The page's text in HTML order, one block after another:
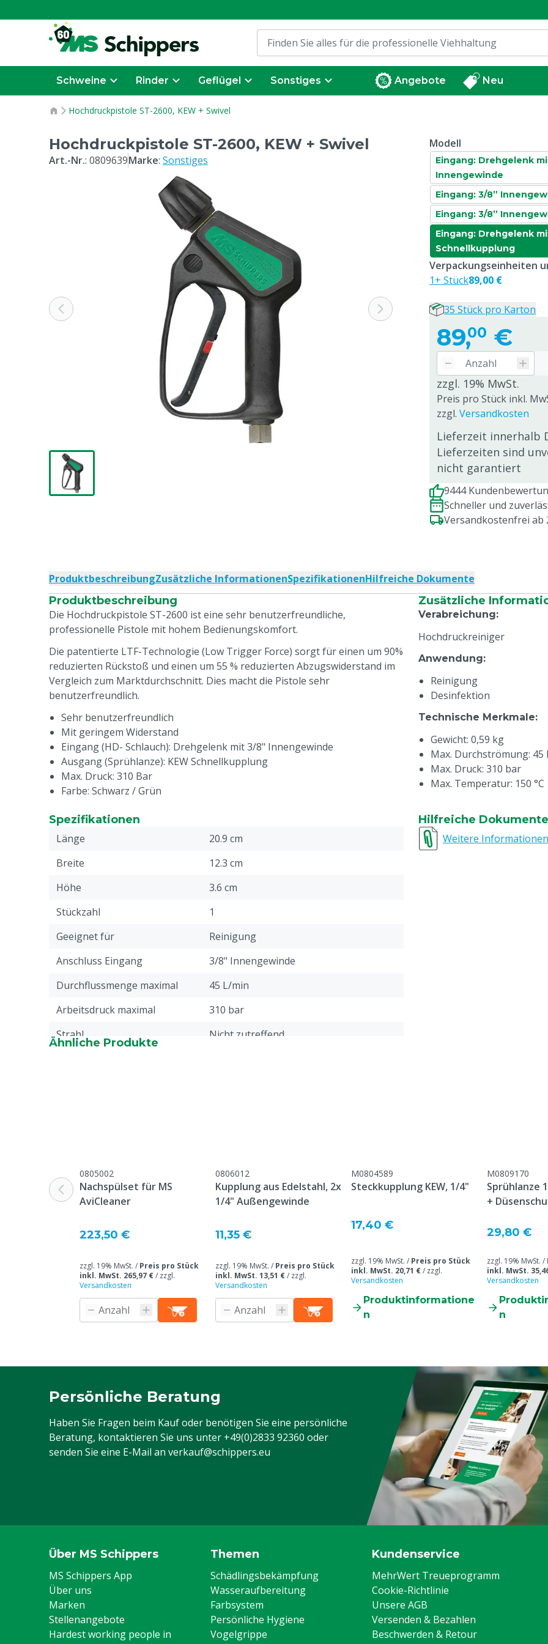
Schweine Rinder Geflügel Sonstiges Angebote Neu
Hochdruckpistole ST-2600, KEW + Swivel
Hochdruckpistole ST-2600, KEW + Swivel
Art.-Nr.: 0809639Marke: Sonstiges
Modell
Eingang: Drehgelenk
Innengewinde
Eingang: 3/8”
Eingang: 3/8”
Eingang: Drehgelenk
Schnellkupplung
89,00 €
zzgl. 19% MwSt.
Preis pro Stück inkl.
zzgl. Versandkosten
Lieferzeit innerhalb
Lieferzeiten sind
nicht garantiert
Verpackungseinheiten
1+ Stück89,00 €
35 Stück pro Karton
9444
Schneller und
Versandkostenfrei ab
ProduktbeschreibungZusätzliche InformationenSpezifikationenHilfreiche Dokumente
Produktbeschreibung
Die Hochdruckpistole ST-2600 ist eine sehr benutzerfreundliche,
professionelle Pistole mit hohem Bedienungskomfort.
Die patentierte LTF-Technologie (Low Trigger Force) sorgt für einen um 90%
reduzierten Rückstoß und einen um 55 % reduzierten Abzugswiderstand im
Vergleich zum Marktdurchschnitt. Dies macht die Pistole sehr
benutzerfreundlich.
Sehr benutzerfreundlich
Mit geringem Widerstand
Eingang (HD- Schlauch): Drehgelenk mit 3/8" Innengewinde
Ausgang (Sprühlanze): KEW Schnellkupplung
Max. Druck: 310 Bar
Farbe: Schwarz / Grün
Zusätzliche
Verabreichung:
Hochdruckreiniger
Anwendung:
Reinigung
Desinfektion
Technische Merkmale:
Gewicht: 0,59 kg
Max. Durchströmung: 45
Max. Druck: 310 bar
Max. Temperatur: 150 °C
Spezifikationen
Länge
20.9 cm
Breite
12.3 cm
Höhe
3.6 cm
Stückzahl
1
Geeignet für
Reinigung
Anschluss Eingang
3/8" Innengewinde
Durchflussmenge maximal
45 L/min
Arbeitsdruck maximal
310 bar
Strahl
Nicht zutreffend
Tierarten
Rindvieh, Schweine, Geflügel, Schafe,
Ziegen, Andere
Typ Nummer
ST-2600, KEW + Swivel
Hilfreiche Dokumente
Weitere Informationen
Ähnliche Produkte
0805002
Nachspülset für MS
AviCleaner
223,50 €
zzgl. 19% MwSt. / Preis pro Stück
inkl. MwSt. 265,97 €/ zzgl.
Versandkosten
0806012
Kupplung aus Edelstahl, 2x
1/4" Außengewinde
11,35 €
zzgl. 19% MwSt. / Preis pro Stück
inkl. MwSt. 13,51 €/ zzgl.
Versandkosten
M0804589
Steckkupplung KEW, 1/4"
17,40 €
zzgl. 19% MwSt. / Preis pro Stück
inkl. MwSt. 20,71 €/ zzgl.
Versandkosten
Produktinformatione
n
M0809170
Sprühlanze
+
29,80 €
zzgl. 19% MwSt. /
inkl. MwSt.
Versandkosten
n
Persönliche Beratung
Haben Sie Fragen beim Kauf oder benötigen Sie eine persönliche
Beratung, kontaktieren Sie uns unter +49(0)2833 92360 oder
senden Sie eine E-Mail an verkauf@schippers.eu
Über MS Schippers
MS Schippers App
Über uns
Marken
Stellenangebote
Hardest working people in
Themen
Schädlingsbekämpfung
Wasseraufbereitung
Farbsystem
Persönliche Hygiene
Vogelgrippe
Kundenservice
MehrWert Treueprogramm
Cookie-Richtlinie
Unsere AGB
Versenden & Bezahlen
Beschwerden & Retour